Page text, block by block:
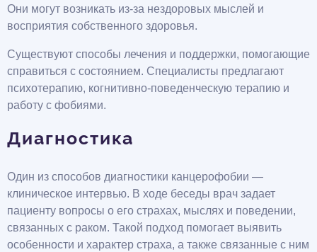
Они могут возникать из-за нездоровых мыслей и
восприятия собственного здоровья.
Существуют способы лечения и поддержки, помогающие
справиться с состоянием. Специалисты предлагают
психотерапию, когнитивно-поведенческую терапию и
работу с фобиями.
Диагностика
Один из способов диагностики канцерофобии —
клиническое интервью. В ходе беседы врач задает
пациенту вопросы о его страхах, мыслях и поведении,
связанных с раком. Такой подход помогает выявить
особенности и характер страха, а также связанные с ним